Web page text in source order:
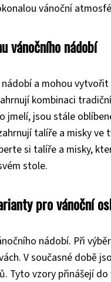
vánoční
vánočního nádobí
a mohou
kombinaci
jmelí, jsou stále
talíře a misky
si talíře a misky,
stole.
pro vánoční
nádobí. Při
V současné době
Tyto vzory přinášejí